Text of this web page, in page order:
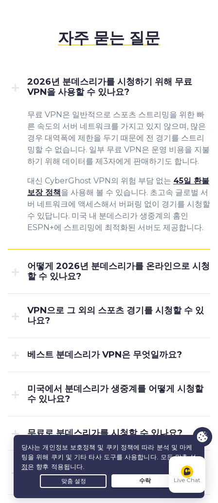
자주 묻는 질문
2026년 분데스리가를 시청하기 위해 무료
VPN을 사용할 수 있나요?
무료 VPN은 일반적으로 스포츠 스트리밍을 위한 빠
른 속도의 서버 네트워크를 가지고 있지 않으며, 많은
경우 대역폭에 제한을 두기 때문에 전 경기를 스트리
밍할 수 없습니다. 일부 무료 VPN은 운영 비용을 지불
하기 위해 데이터를 제3자에게 판매하기도 합니다.
대신 CyberGhost VPN의 위험 부담 없는 45일 환불
보장 정책을 사용해 볼 수 있습니다. 초고속 글로벌 서
버 네트워크에 액세스해서 버퍼링 없이 경기를 시청할
수 있답니다. 미국 내 분데스리가 생중계의 홈인
ESPN+에 스트리밍에 최적화된 서버도 제공합니다.
어떻게 2026년 분데스리가를 온라인으로 시청
할 수 있나요?
VPN으로 그 외의 스포츠 경기를 시청할 수 있
나요?
베스트 분데스리가 VPN은 무엇일까요?
미국에서 분데스리가 생중계를 어떻게 시청할
수 있나요?
무료로 분데스리가를 시청할 수 있나요?
Peacock에서 분데스리가를 시청할 수 있나
요?
Live Chat